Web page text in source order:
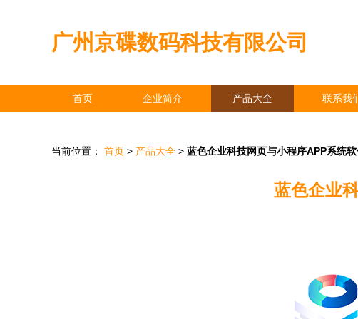
广州京碟数码科技有限公司
首页 企业简介 产品大全 联系我
当前位置： 首页 > 产品大全 > 蓝色企业科技网页与小程序APP系统
蓝色企业